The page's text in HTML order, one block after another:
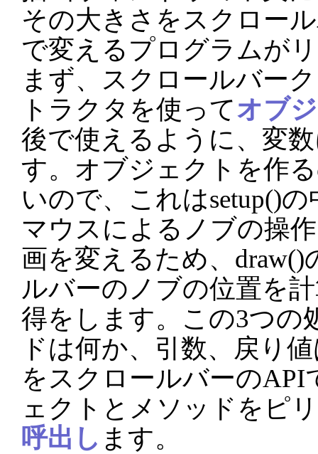
その大きさをスクロー
で変えるプログラムが
まず、スクロールバー
トラクタを使ってオブ
後で使えるように、変
す。オブジェクトを作
いので、これはsetup()
マウスによるノブの操
画を変えるため、draw()
ルバーのノブの位置を
得をします。この3つの
ドは何か、引数、戻り
をスクロールバーのAPI
ェクトとメソッドをピ
呼出し ます。